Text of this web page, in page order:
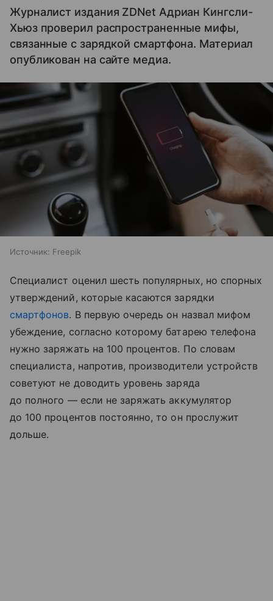
Журналист издания ZDNet Адриан Кингсли-
Хьюз проверил распространенные мифы,
связанные с зарядкой смартфона. Материал
опубликован на сайте медиа.
Источник: Freepik
Специалист оценил шесть популярных, но спорных
утверждений, которые касаются зарядки
смартфонов. В первую очередь он назвал мифом
убеждение, согласно которому батарею телефона
нужно заряжать на 100 процентов. По словам
специалиста, напротив, производители устройств
советуют не доводить уровень заряда
до полного — если не заряжать аккумулятор
до 100 процентов постоянно, то он прослужит
дольше.